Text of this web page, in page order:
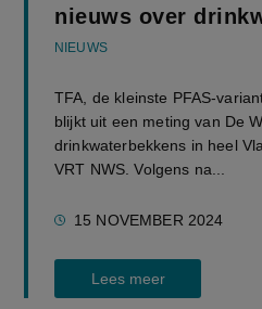
nieuws over
NIEUWS
TFA, de kleinste PFAS-
blijkt uit een meting van De
drinkwaterbekkens in heel
VRT NWS. Volgens na...
15 NOVEMBER 2024
Lees meer